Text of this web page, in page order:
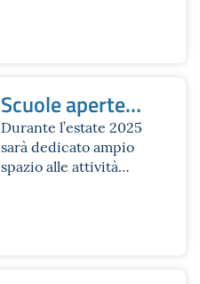
Scuole aperte
tutto l'anno |
Estate 2025 |
Opuscolo
Durante l’estate 2025
sarà dedicato ampio
spazio alle attività